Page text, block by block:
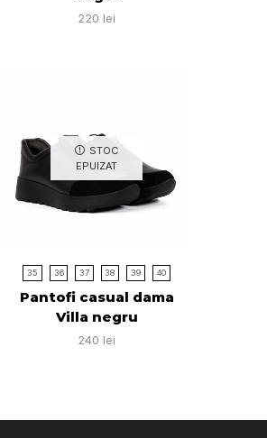
220 lei
STOC
EPUIZAT
35 36 37 38 39 40
Pantofi casual dama
Villa negru
240 lei